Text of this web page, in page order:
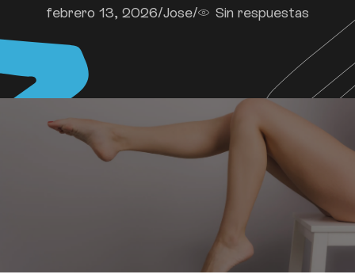
febrero 13, 2026/Jose/ Sin respuestas